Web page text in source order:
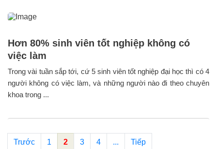
Hơn 80% sinh viên tốt nghiệp không có
việc làm
Trong vài tuần sắp tới, cứ 5 sinh viên tốt nghiệp đại học thì có 4
người không có việc làm, và những người nào đi theo chuyên
khoa trong ...
Trước 1 2 3 4 ... Tiếp